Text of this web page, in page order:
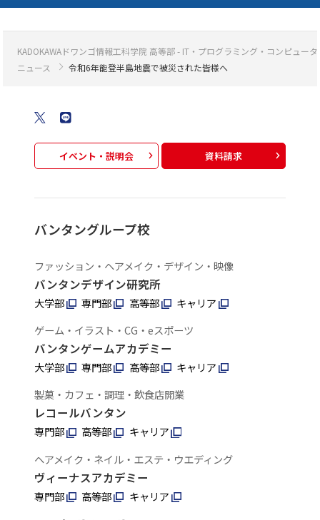
KADOKAWAドワンゴ情報工科学院 高等部 - IT・プログラミング・コンピュー
ニュース
令和6年能登半島地震で被災された皆様へ
イベント・説明会 資料請求
バンタングループ校
ファッション・ヘアメイク・デザイン・映像
バンタンデザイン研究所
大学部 専門部 高等部
キャリア
ゲーム・イラスト・CG・eスポーツ
バンタンゲームアカデミー
大学部 専門部 高等部
キャリア
製菓・カフェ・調理・飲食店開業
レコールバンタン
専門部 高等部
キャリア
ヘアメイク・ネイル・エステ・ウエディング
ヴィーナスアカデミー
専門部 高等部
キャリア